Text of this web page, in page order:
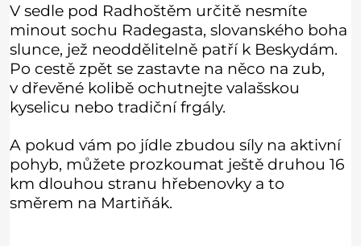
V sedle pod Radhoštěm určitě nesmíte
minout sochu Radegasta, slovanského boha
slunce, jež neoddělitelně patří k Beskydám.
Po cestě zpět se zastavte na něco na zub,
v dřevěné kolibě ochutnejte valašskou
kyselicu nebo tradiční frgály.
A pokud vám po jídle zbudou síly na aktivní
pohyb, můžete prozkoumat ještě druhou 16
km dlouhou stranu hřebenovky a to
směrem na Martiňák.